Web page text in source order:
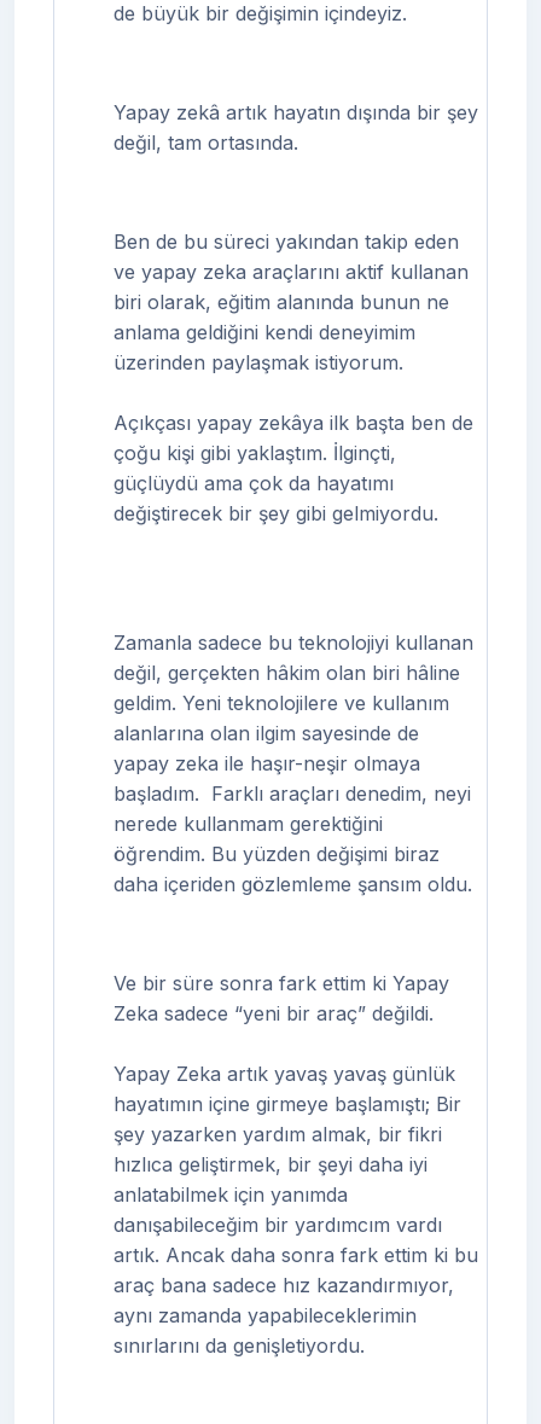
de büyük bir değişimin içindeyiz.
Yapay zekâ artık hayatın dışında bir şey
değil, tam ortasında.
Ben de bu süreci yakından takip eden
ve yapay zeka araçlarını aktif kullanan
biri olarak, eğitim alanında bunun ne
anlama geldiğini kendi deneyimim
üzerinden paylaşmak istiyorum.
Açıkçası yapay zekâya ilk başta ben de
çoğu kişi gibi yaklaştım. İlginçti,
güçlüydü ama çok da hayatımı
değiştirecek bir şey gibi gelmiyordu.
Zamanla sadece bu teknolojiyi kullanan
değil, gerçekten hâkim olan biri hâline
geldim. Yeni teknolojilere ve kullanım
alanlarına olan ilgim sayesinde de
yapay zeka ile haşır-neşir olmaya
başladım. Farklı araçları denedim, neyi
nerede kullanmam gerektiğini
öğrendim. Bu yüzden değişimi biraz
daha içeriden gözlemleme şansım oldu.
Ve bir süre sonra fark ettim ki Yapay
Zeka sadece “yeni bir araç” değildi.
Yapay Zeka artık yavaş yavaş günlük
hayatımın içine girmeye başlamıştı; Bir
şey yazarken yardım almak, bir fikri
hızlıca geliştirmek, bir şeyi daha iyi
anlatabilmek için yanımda
danışabileceğim bir yardımcım vardı
artık. Ancak daha sonra fark ettim ki bu
araç bana sadece hız kazandırmıyor,
aynı zamanda yapabileceklerimin
sınırlarını da genişletiyordu.